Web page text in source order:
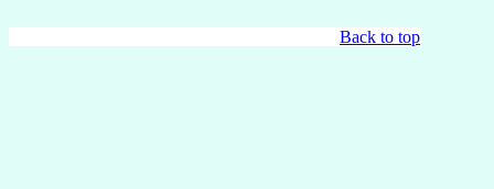
Back to top